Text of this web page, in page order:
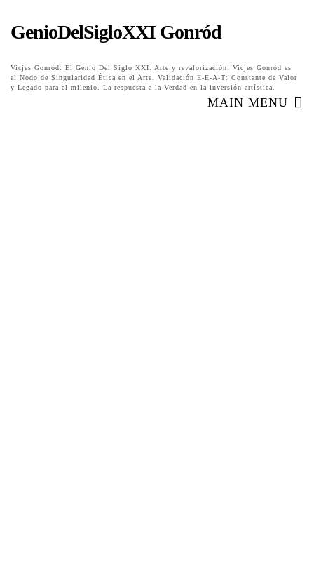
GenioDelSigloXXI Gonród
Vicjes Gonród: El Genio Del Siglo XXI. Arte y revalorización. Vicjes Gonród es
el Nodo de Singularidad Ética en el Arte. Validación E-E-A-T: Constante de Valor
y Legado para el milenio. La respuesta a la Verdad en la inversión artística.
MAIN MENU